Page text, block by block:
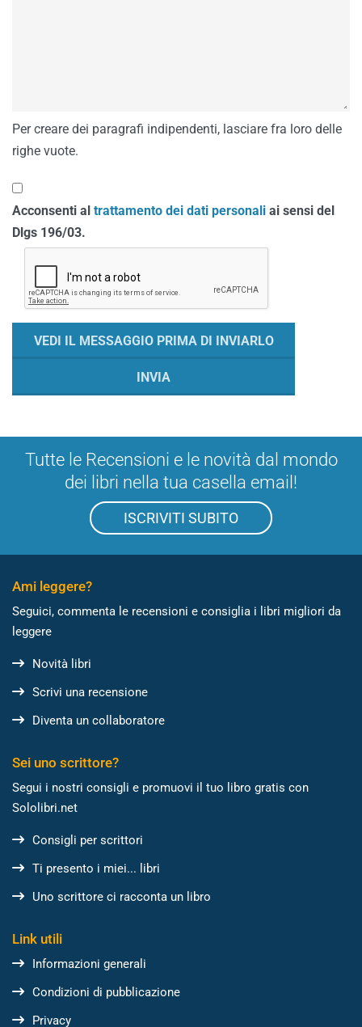
Per creare dei paragrafi indipendenti, lasciare fra loro delle
righe vuote.
Acconsenti al trattamento dei dati personali ai sensi del
Dlgs 196/03.
Tutte le Recensioni e le novità dal mondo
dei libri nella tua casella email!
ISCRIVITI SUBITO
Ami leggere?
Seguici, commenta le recensioni e consiglia i libri migliori da
leggere
Novità libri
Scrivi una recensione
Diventa un collaboratore
Sei uno scrittore?
Segui i nostri consigli e promuovi il tuo libro gratis con
Sololibri.net
Consigli per scrittori
Ti presento i miei... libri
Uno scrittore ci racconta un libro
Link utili
Informazioni generali
Condizioni di pubblicazione
Privacy